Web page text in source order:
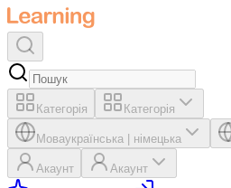
Категорія Категорія
Моваукраїнська німецька
Акаунт Акаунт